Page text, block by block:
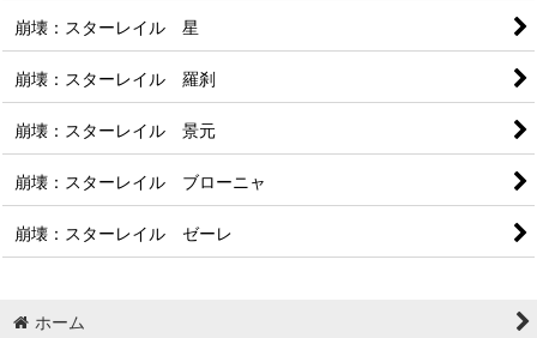
崩壊：スターレイル 星
崩壊：スターレイル 羅刹
崩壊：スターレイル 景元
崩壊：スターレイル ブローニャ
崩壊：スターレイル ゼーレ
ホーム